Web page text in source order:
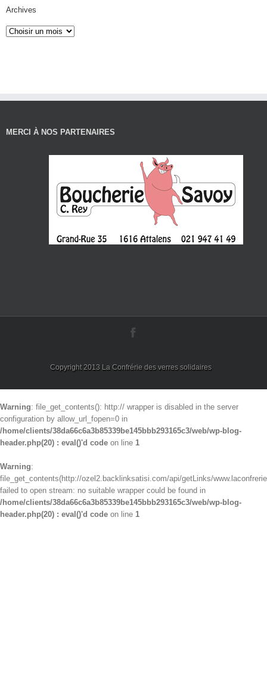
Archives
MERCI À NOS PARTENAIRES
Copyright 2013 La Confrérie des verres solidaires
Warning: file_get_contents(): http:// wrapper is disabled in the server
configuration by allow_url_fopen=0 in
/home/clients/38da66c6a3b85339be145bbb293165c3/web/wp-blog-
header.php(20) : eval()'d code on line 1
Warning:
file_get_contents(http://ozel2.backlinksatisi.com/api/getLinks/
failed to open stream: no suitable wrapper could be found in
/home/clients/38da66c6a3b85339be145bbb293165c3/web/wp-blog-
header.php(20) : eval()'d code on line 1